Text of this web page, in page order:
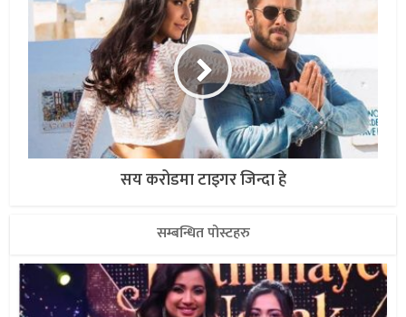
सय करोडमा टाइगर जिन्दा हे
सम्बन्धित पोस्टहरु